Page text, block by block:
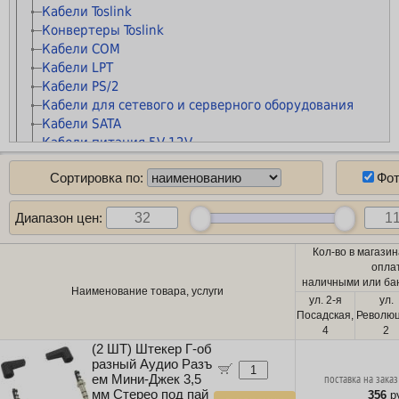
Патч-панели
Розетки сетевые внешние
Розетки сетевые
Рамки и монтажные элементы
Крепления для сетевого оборудования
Кабельные каналы
Гофры и металлорукава
Органайзеры для кабелей
Стяжки для кабелей
Маркеры сетевые
Батарейки "Крона"
Батарейки "Таблетки"
Батарейки прочие
Расходные материалы STAR
Расходные материалы прочие
Материалы для обслуживания принтеров
Чистящие средства
Кабели Toslink
Конвертеры Toslink
Кабели COM
Кабели LPT
Кабели PS/2
Кабели для сетевого и серверного оборудования
Кабели SATA
Кабели питания 5V-12V
Кабели питания 220V
Кабели антенные
Кабель коаксиальный (бухты)
Кабель сетевой (патч-корды)
Кабель сетевой (бухты)
Аксессуары для майнинга
Стяжки для кабелей
Кабели и переходники прочие
Программное обеспечение
Сортировка по:
Диапазон цен:
Наименование товара, услуги
Кол-во в
наличными или
ул. 2-я
Посадская,
4
ул.
2
(2 ШТ) Штекер Г-об
разный Аудио Разъ
ем Мини-Джек 3,5
мм Стерео под пай
поставка на
356